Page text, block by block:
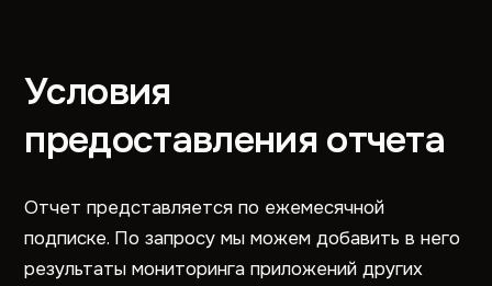
Условия
предоставления отчета
Отчет представляется по ежемесячной
подписке. По запросу мы можем добавить в него
результаты мониторинга приложений других